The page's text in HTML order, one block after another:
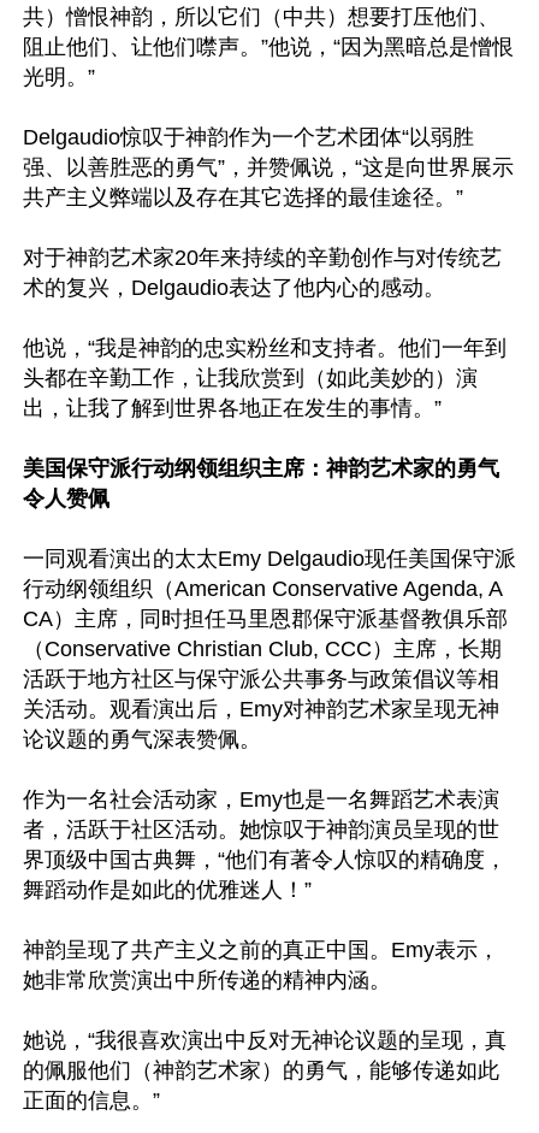
共）憎恨神韵，所以它们（中共）想要打压他们、
阻止他们、让他们噤声。”他说，“因为黑暗总是憎恨
光明。”
Delgaudio惊叹于神韵作为一个艺术团体“以弱胜
强、以善胜恶的勇气”，并赞佩说，“这是向世界展示
共产主义弊端以及存在其它选择的最佳途径。”
对于神韵艺术家20年来持续的辛勤创作与对传统艺
术的复兴，Delgaudio表达了他内心的感动。
他说，“我是神韵的忠实粉丝和支持者。他们一年到
头都在辛勤工作，让我欣赏到（如此美妙的）演
出，让我了解到世界各地正在发生的事情。”
美国保守派行动纲领组织主席：神韵艺术家的勇气
令人赞佩
一同观看演出的太太Emy Delgaudio现任美国保守派
行动纲领组织（American Conservative Agenda, A
CA）主席，同时担任马里恩郡保守派基督教俱乐部
（Conservative Christian Club, CCC）主席，长期
活跃于地方社区与保守派公共事务与政策倡议等相
关活动。观看演出后，Emy对神韵艺术家呈现无神
论议题的勇气深表赞佩。
作为一名社会活动家，Emy也是一名舞蹈艺术表演
者，活跃于社区活动。她惊叹于神韵演员呈现的世
界顶级中国古典舞，“他们有著令人惊叹的精确度，
舞蹈动作是如此的优雅迷人！”
神韵呈现了共产主义之前的真正中国。Emy表示，
她非常欣赏演出中所传递的精神内涵。
她说，“我很喜欢演出中反对无神论议题的呈现，真
的佩服他们（神韵艺术家）的勇气，能够传递如此
正面的信息。”